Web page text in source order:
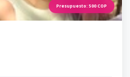
Presupuesto: 500COP